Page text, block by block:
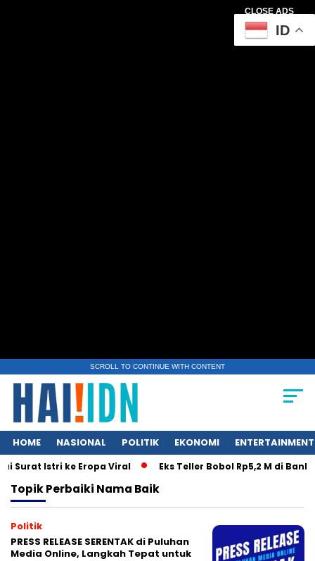
CLOSE ADS
SCROLL TO CONTINUE WITH CONTENT
HOME NASIONAL POLITIK EKONOMI ENTERTAINMENT
Surat Istri ke Eropa Viral Eks Teller Bobol Rp5,2 M di Bank
TopikPerbaiki Nama Baik
Politik
PRESS RELEASE SERENTAK di Puluhan
Media Online, Langkah Tepat untuk
ID